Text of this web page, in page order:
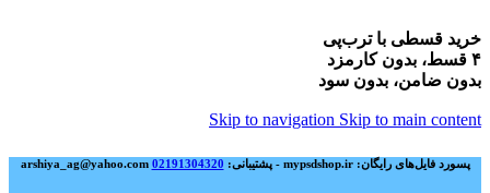
خرید قسطی با ترب‌پی
۴ قسط، بدون کارمزد
بدون ضامن، بدون سود
Skip to navigation Skip to main content
پسورد فایل‌های رایگان: mypsdshop.ir - پشتیبانی: arshiya_ag@yahoo.com 02191304320